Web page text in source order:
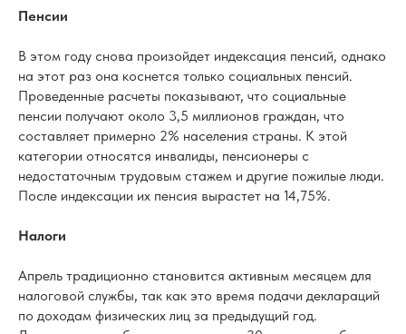
Пенсии
В этом году снова произойдет индексация пенсий, однако
на этот раз она коснется только социальных пенсий.
Проведенные расчеты показывают, что социальные
пенсии получают около 3,5 миллионов граждан, что
составляет примерно 2% населения страны. К этой
категории относятся инвалиды, пенсионеры с
недостаточным трудовым стажем и другие пожилые люди.
После индексации их пенсия вырастет на 14,75%.
Налоги
Апрель традиционно становится активным месяцем для
налоговой службы, так как это время подачи деклараций
по доходам физических лиц за предыдущий год.